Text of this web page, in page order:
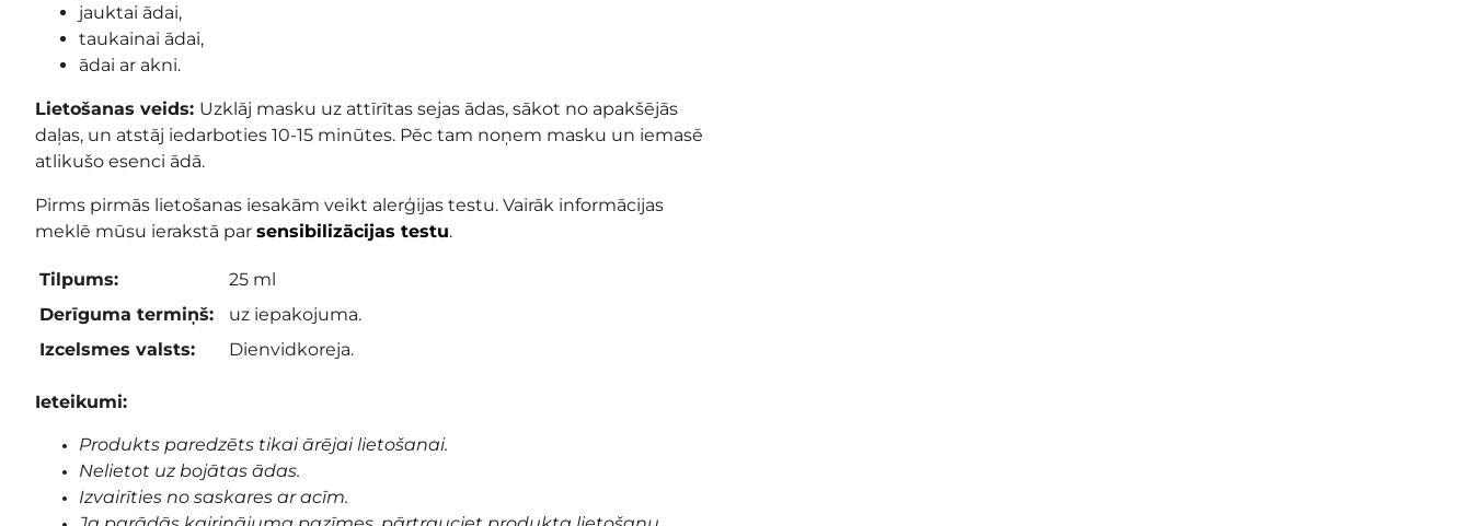
jauktai ādai,
taukainai ādai,
ādai ar akni.
Lietošanas veids: Uzklāj masku uz attīrītas sejas ādas, sākot no apakšējās
daļas, un atstāj iedarboties 10-15 minūtes. Pēc tam noņem masku un iemasē
atlikušo esenci ādā.
Pirms pirmās lietošanas iesakām veikt alerģijas testu. Vairāk informācijas
meklē mūsu ierakstā par sensibilizācijas testu.
Tilpums:
25 ml
Derīguma termiņš:
uz iepakojuma.
Izcelsmes valsts:
Dienvidkoreja.
Ieteikumi:
Produkts paredzēts tikai ārējai lietošanai.
Nelietot uz bojātas ādas.
Izvairīties no saskares ar acīm.